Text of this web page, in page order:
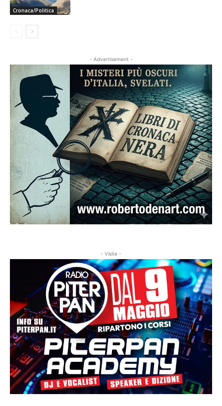
Cronaca/Politica
- Advertisement -
- Visite -